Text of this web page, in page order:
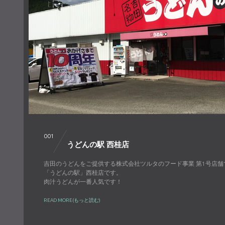
001
うどんの駅 西桂店
吉田のうどんをご提供する株式会社ツルタのフード事業 第1号店舗
「うどんの駅」西桂店です。
肉汁うどんが一番人気です！
READ MORE(もっと読む)